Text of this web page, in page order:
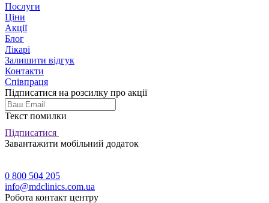
Послуги
Ціни
Акції
Блог
Лікарі
Залишити відгук
Контакти
Співпраця
Підписатися на розсилку про акції
Текст помилки
Підписатися
Завантажити мобільний додаток
0 800 504 205
info@mdclinics.com.ua
Робота контакт центру